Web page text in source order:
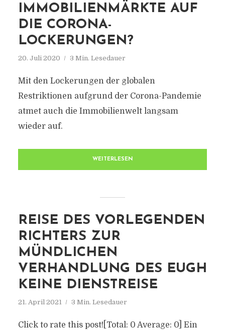
IMMOBILIENMÄRKTE AUF
DIE CORONA-
LOCKERUNGEN?
20. Juli 2020 3 Min. Lesedauer
Mit den Lockerungen der globalen
Restriktionen aufgrund der Corona-Pandemie
atmet auch die Immobilienwelt langsam
wieder auf.
WEITERLESEN
REISE DES VORLEGENDEN
RICHTERS ZUR
MÜNDLICHEN
VERHANDLUNG DES EUGH
KEINE DIENSTREISE
21. April 2021 3 Min. Lesedauer
Click to rate this post![Total: 0 Average: 0] Ein